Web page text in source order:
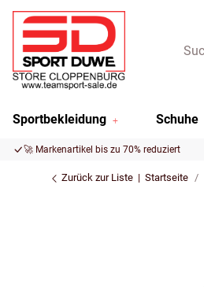
Sportbekleidung Schuhe
🚀 Markenartikel bis zu 70% reduziert
Zurück zur Liste Startseite